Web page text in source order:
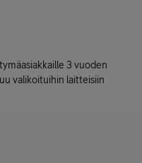
3 vuoden
valikoituihin laitteisiin